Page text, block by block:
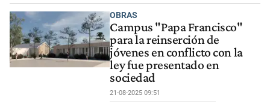
OBRAS
Campus "Papa Francisco"
para la reinserción de
jóvenes en conflicto con la
ley fue presentado en
sociedad
21-08-2025 09:51